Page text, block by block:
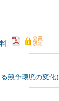
る競争環境の変